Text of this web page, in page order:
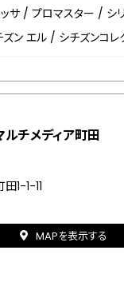
サ / プロマスター / シ
ズン エル / シチズンコレ
チメディア町田
1-1-11
MAPを表示する